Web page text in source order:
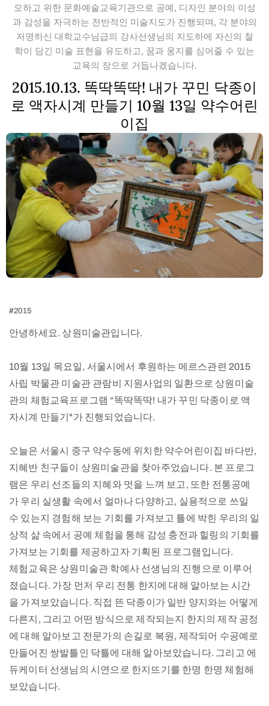
모하고 위한 문화예술교육기관으로 공예, 디자인 분야의 이성
과 감성을 자극하는 전반적인 미술지도가 진행되며, 각 분야의
저명하신 대학교수님급의 강사선생님의 지도하에 자신의 철
학이 담긴 미술 표현을 유도하고, 꿈과 웅지를 심어줄 수 있는
교육의 장으로 거듭나겠습니다.
2015.10.13. 똑딱똑딱! 내가 꾸민 닥종이
로 액자시계 만들기 10월 13일 약수어린
이집
#2015
안녕하세요. 상원미술관입니다.
10월 13일 목요일, 서울시에서 후원하는 메르스관련 2015
사립 박물관 미술관 관람비 지원사업의 일환으로 상원미술
관의 체험교육프로그램 “똑딱똑딱! 내가 꾸민 닥종이로 액
자시계 만들기"가 진행되었습니다.
오늘은 서울시 중구 약수동에 위치한 약수어린이집 바다반,
지혜반 친구들이 상원미술관을 찾아주었습니다. 본 프로그
램은 우리 선조들의 지혜와 멋을 느껴 보고, 또한 전통공예
가 우리 실생활 속에서 얼마나 다양하고, 실용적으로 쓰일
수 있는지 경험해 보는 기회를 가져보고 틀에 박힌 우리의 일
상적 삶 속에서 공예 체험을 통해 감성 충전과 힐링의 기회를
가져보는 기회를 제공하고자 기획된 프로그램입니다.
체험교육은 상원미술관 학예사 선생님의 진행으로 이루어
졌습니다. 가장 먼저 우리 전통 한지에 대해 알아보는 시간
을 가져보았습니다. 직접 뜬 닥종이가 일반 양지와는 어떻게
다른지, 그리고 어떤 방식으로 제작되는지 한지의 제작 공정
에 대해 알아보고 전문가의 손길로 복원, 제작되어 수공예로
만들어진 쌍발틀인 닥틀에 대해 알아보았습니다. 그리고 에
듀케이터 선생님의 시연으로 한지뜨기를 한명 한명 체험해
보았습니다.